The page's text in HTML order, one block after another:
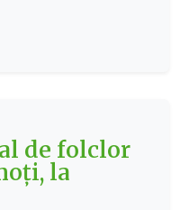
de folclor
la